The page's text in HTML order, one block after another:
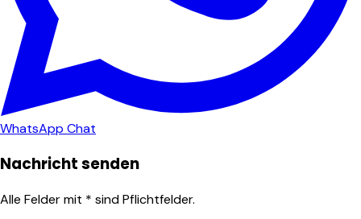
WhatsApp Chat
Nachricht senden
Alle Felder mit * sind Pflichtfelder.